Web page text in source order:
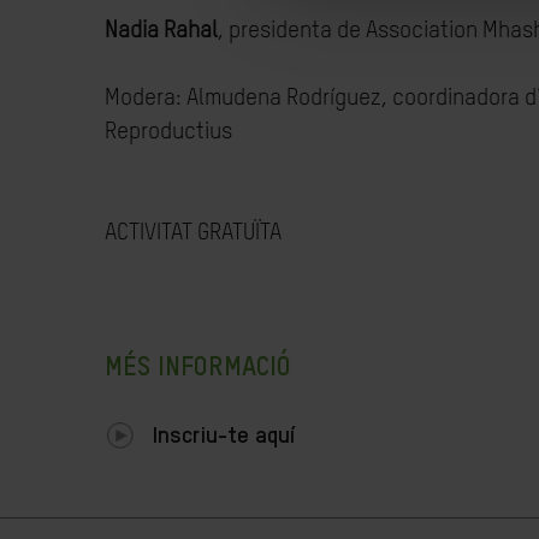
Nadia Rahal, presidenta de Association
Modera: Almudena Rodríguez,
Reproductius
ACTIVITAT GRATUÏTA
MÉS INFORMACIÓ
Inscriu-te aquí